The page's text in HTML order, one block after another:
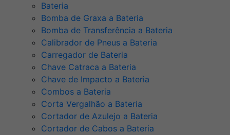
Bateria
Bomba de Graxa a Bateria
Bomba de Transferência a Bateria
Calibrador de Pneus a Bateria
Carregador de Bateria
Chave Catraca a Bateria
Chave de Impacto a Bateria
Combos a Bateria
Corta Vergalhão a Bateria
Cortador de Azulejo a Bateria
Cortador de Cabos a Bateria